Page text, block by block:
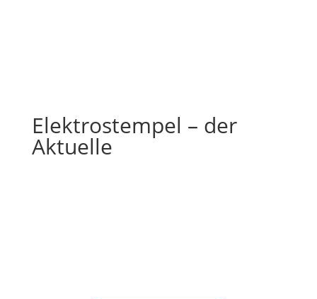
Elektrostempel – der
Aktuelle